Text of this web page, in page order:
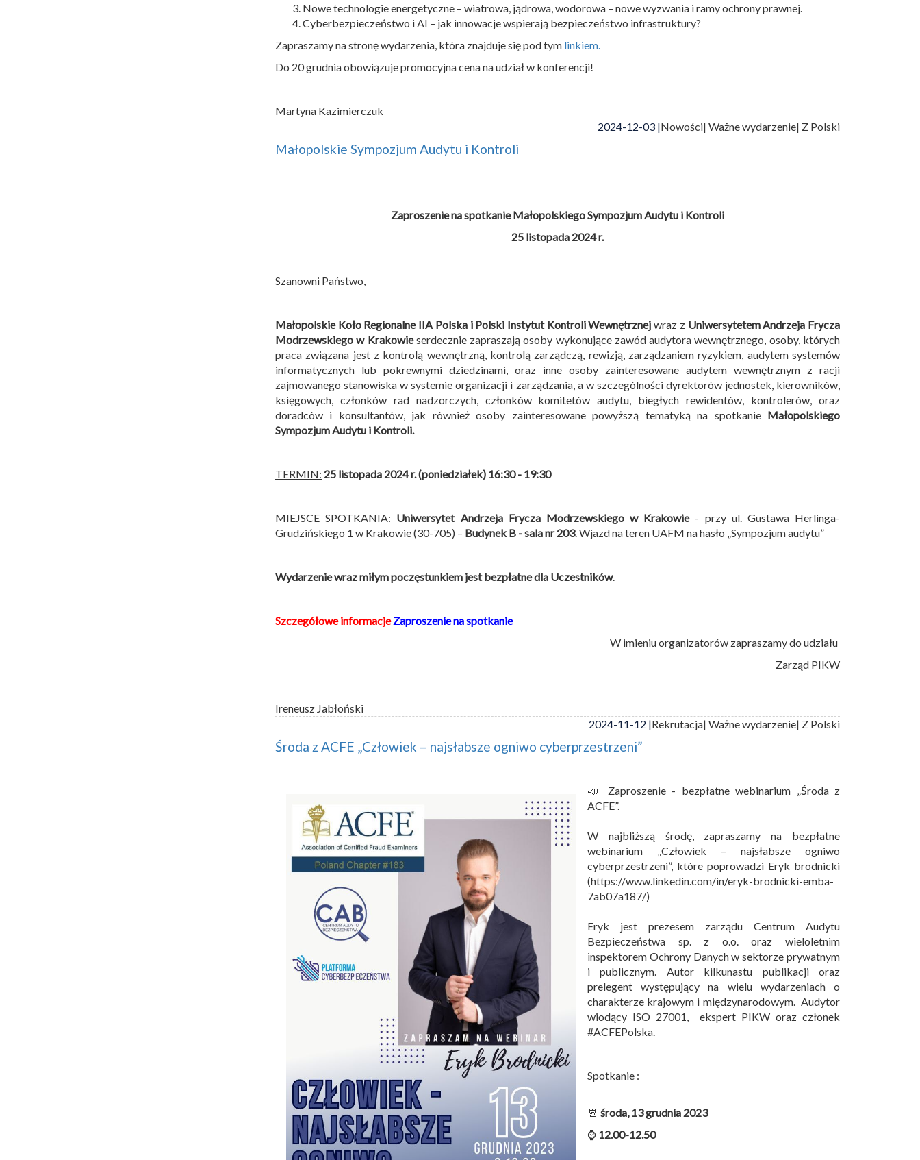
Nowe technologie energetyczne – wiatrowa, jądrowa, wodorowa – nowe wyzwania i ramy ochrony prawnej.
Cyberbezpieczeństwo i AI – jak innowacje wspierają bezpieczeństwo infrastruktury?
Zapraszamy na stronę wydarzenia, która znajduje się pod tym linkiem.
Do 20 grudnia obowiązuje promocyjna cena na udział w konferencji!
Martyna Kazimierczuk
2024-12-03 |Nowości| Ważne wydarzenie| Z Polski
Małopolskie Sympozjum Audytu i Kontroli
Zaproszenie na spotkanie Małopolskiego Sympozjum Audytu i Kontroli
25 listopada 2024 r.
Szanowni Państwo,
Małopolskie Koło Regionalne IIA Polska i Polski Instytut Kontroli Wewnętrznej wraz z Uniwersytetem Andrzeja Frycza
Modrzewskiego w Krakowieserdecznie zapraszają osoby wykonujące zawód audytora wewnętrznego, osoby, których
praca związana jest z kontrolą wewnętrzną, kontrolą zarządczą, rewizją, zarządzaniem ryzykiem, audytem systemów
informatycznych lub pokrewnymi dziedzinami, oraz inne osoby zainteresowane audytem wewnętrznym z racji
zajmowanego stanowiska w systemie organizacji i zarządzania, a w szczególności dyrektorów jednostek, kierowników,
księgowych, członków rad nadzorczych, członków komitetów audytu, biegłych rewidentów, kontrolerów, oraz
doradców i konsultantów, jak również osoby zainteresowane powyższą tematyką na spotkanie Małopolskiego
Sympozjum Audytu i Kontroli.
TERMIN: 25 listopada 2024 r. (poniedziałek) 16:30 - 19:30
MIEJSCE SPOTKANIA: Uniwersytet Andrzeja Frycza Modrzewskiego w Krakowie- przy ul. Gustawa Herlinga-
Grudzińskiego 1 w Krakowie (30-705) – Budynek B -sala nr 203. Wjazd na teren UAFM na hasło „Sympozjum audytu”
Wydarzenie wraz miłym poczęstunkiem jest bezpłatne dla Uczestników.
Szczegółowe informacjeZaproszenie na spotkanie
W imieniu organizatorów zapraszamy do udziału
Zarząd PIKW
Ireneusz Jabłoński
2024-11-12 |Rekrutacja| Ważne wydarzenie| Z Polski
Środa z ACFE „Człowiek – najsłabsze ogniwo cyberprzestrzeni”
📣 Zaproszenie - bezpłatne webinarium „Środa z
ACFE”.
W najbliższą środę, zapraszamy na bezpłatne
webinarium „Człowiek – najsłabsze ogniwo
cyberprzestrzeni”, które poprowadzi Eryk brodnicki
(https://www.linkedin.com/in/eryk-brodnicki-emba-
7ab07a187/)
Eryk jest prezesem zarządu Centrum Audytu
Bezpieczeństwa sp. z o.o. oraz wieloletnim
inspektorem Ochrony Danych w sektorze prywatnym
i publicznym. Autor kilkunastu publikacji oraz
prelegent występujący na wielu wydarzeniach o
charakterze krajowym i międzynarodowym. Audytor
wiodący ISO 27001, ekspert PIKW oraz członek
#ACFEPolska.
Spotkanie :
📆 środa, 13 grudnia 2023
⌚ 12.00-12.50